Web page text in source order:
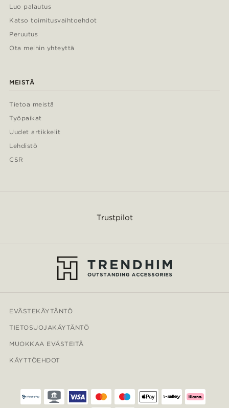
Luo palautus
Katso toimitusvaihtoehdot
Peruutus
Ota meihin yhteyttä
MEISTÄ
Tietoa meistä
Työpaikat
Uudet artikkelit
Lehdistö
CSR
Trustpilot
EVÄSTEKÄYTÄNTÖ
TIETOSUOJAKÄYTÄNTÖ
MUOKKAA EVÄSTEITÄ
KÄYTTÖEHDOT